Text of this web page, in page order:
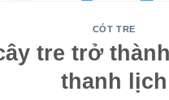
CÓT TRE
tre trở
thanh lịch